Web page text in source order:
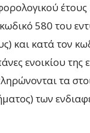
580 του
και κατά τον
ενοικίου της
τα
των